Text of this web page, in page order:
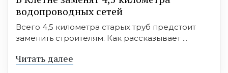
водопроводных сетей
Всего 4,5 километра старых труб предстоит
заменить строителям. Как рассказывает ...
Читать далее